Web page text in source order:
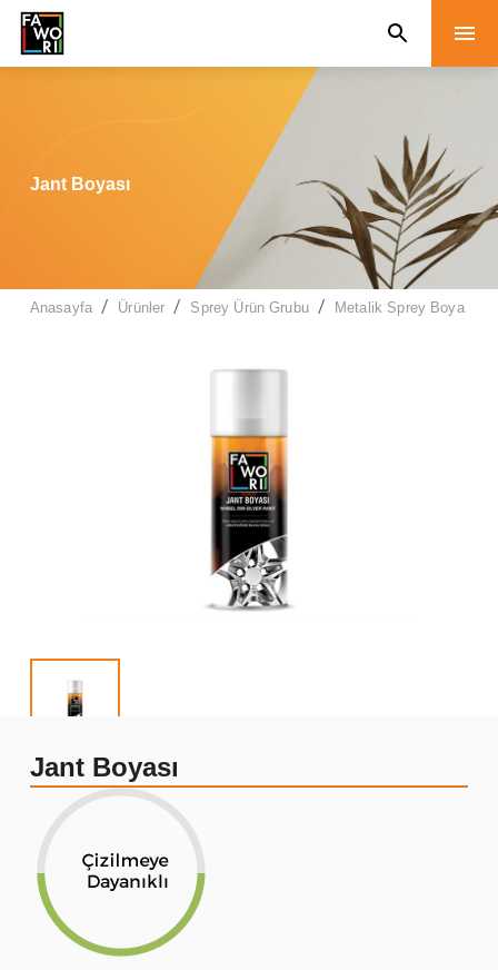
Jant Boyası
Anasayfa / Ürünler / Sprey Ürün Grubu / Metalik Sprey Boya
Jant Boyası